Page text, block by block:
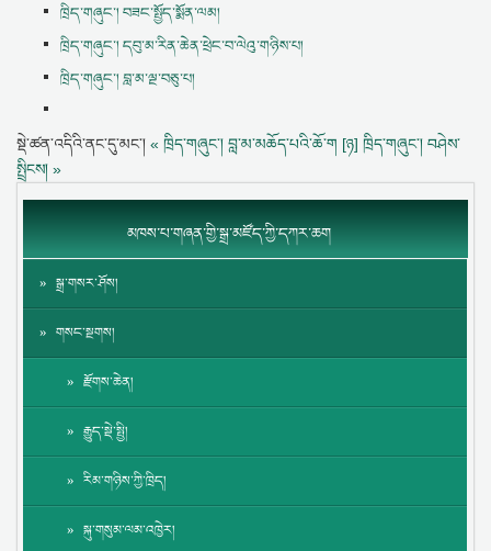
ཁྲིད་གཞུང་། བཟང་སྤྱོད་སྨོན་ལམ།
ཁྲིད་གཞུང་། དབུ་མ་རིན་ཆེན་ཕྲེང་བ་ལེའུ་གཉིས་པ།
ཁྲིད་གཞུང་། བླ་མ་ལྔ་བཅུ་པ།
སྡེ་ཚན་འདིའི་ནང་དུ་མང་། « ཁྲིད་གཞུང་། བླ་མ་མཆོད་པའི་ཆོ་ག [ཉ] ཁྲིད་གཞུང་། བཤེས་
སྤྲིངས། »
མཁས་པ་གཞན་གྱི་སྒྲ་མཛོད་ཀྱི་དཀར་ཆག
སྒྲ་གསར་ཤོས།
གསང་སྔགས།
རྫོགས་ཆེན།
རྒྱུད་སྡེ་སྤྱི།
རིམ་གཉིས་ཀྱི་ཁྲིད།
སྐུ་གསུམ་ལམ་འཁྱེར།